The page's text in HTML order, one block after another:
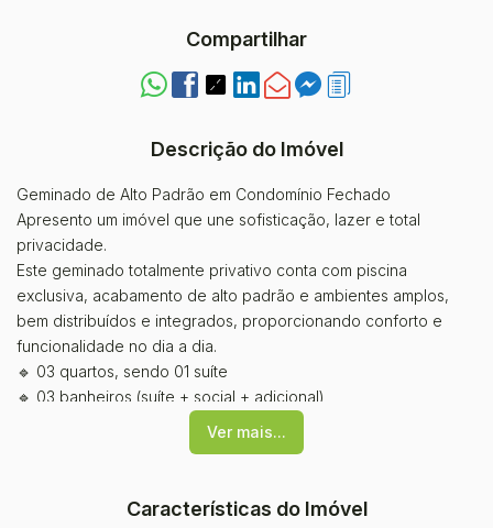
Compartilhar
Descrição do Imóvel
Geminado de Alto Padrão em Condomínio Fechado
Apresento um imóvel que une sofisticação, lazer e total
privacidade.
Este geminado totalmente privativo conta com piscina
exclusiva, acabamento de alto padrão e ambientes amplos,
bem distribuídos e integrados, proporcionando conforto e
funcionalidade no dia a dia.
🔹 03 quartos, sendo 01 suíte
🔹 03 banheiros (suíte + social + adicional)
🔹 Living integrado com sala e cozinha
Ver mais...
Características do Imóvel